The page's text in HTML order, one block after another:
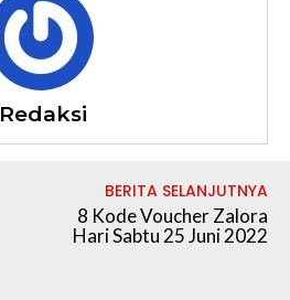
Redaksi
BERITA SELANJUTNYA
8 Kode Voucher Zalora
Hari Sabtu 25 Juni 2022